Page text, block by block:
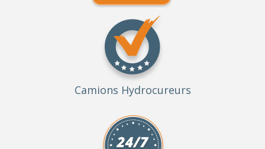
Camions Hydrocureurs